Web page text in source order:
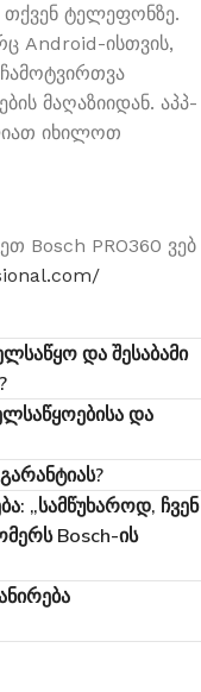
თქვენ ტელეფონზე.
Android-ისთვის,
მაღაზიიდან. აპპ-
იხილოთ
Bosch PRO360 ვებ
და შესაბამი
და
„სამწუხაროდ, ჩვენ
Bosch-ის